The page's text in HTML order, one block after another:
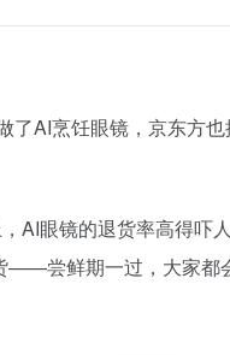
AI烹饪眼镜，京东方
AI眼镜的退货率高得吓
——尝鲜期一过，大家都